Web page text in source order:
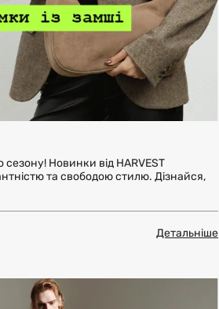
Новинки від HARVEST
та свободою стилю. Дізнайся,
Детальніше